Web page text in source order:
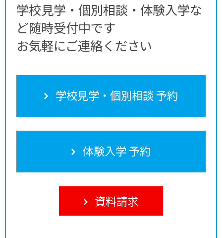
学校見学・個別相談・体験入学な
ど随時受付中です
お気軽にご連絡ください
学校見学・個別相談 予約
体験入学 予約
資料請求